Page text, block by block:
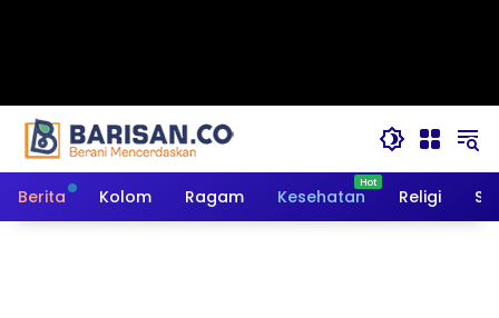
Berita Kolom Ragam Kesehatan Religi